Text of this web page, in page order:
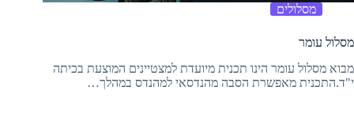
מסלולים
מסלול עומר
מבוא מסלול עומר הינו תכנית מיועדת למצטיינים המוצעת בכיתה
י"ד.התכנית מאפשרת הסבה מהנדסאי למהנדס במהלך…